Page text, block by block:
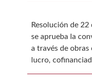
Resolución de
se aprueba la
a través de
lucro,